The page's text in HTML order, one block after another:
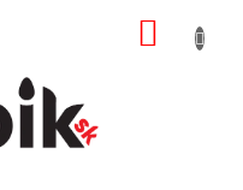
KOŠÍK